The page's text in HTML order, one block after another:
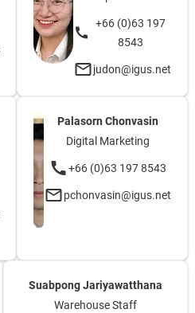
+66 (0)63 197
8543
judon@igus.net
Palasorn Chonvasin
Digital Marketing
+66 (0)63 197 8543
pchonvasin@igus.net
Suabpong Jariyawatthana
Warehouse Staff